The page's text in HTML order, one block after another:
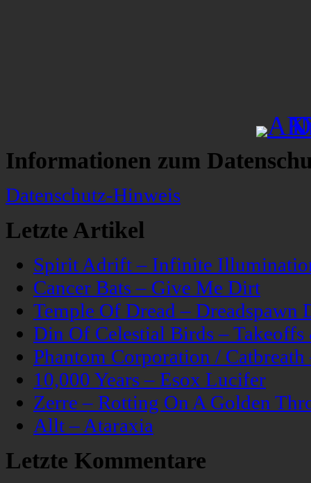
Informationen zum
Datenschutz-Hinweis
Letzte Artikel
Spirit Adrift – Infinite
Cancer Bats – Give Me Dirt
Temple Of Dread – Dreadspawn
Din Of Celestial Birds –
Phantom Corporation /
10,000 Years – Esox Lucifer
Zerre – Rotting On A Golden
Allt – Ataraxia
Letzte Kommentare